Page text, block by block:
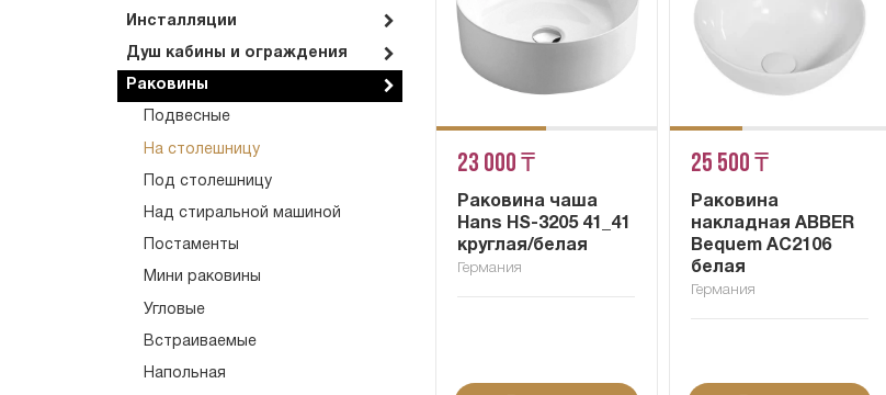
Инсталляции
Душ кабины и ограждения
Раковины
Подвесные
На столешницу
Под столешницу
Над стиральной машиной
Постаменты
Мини раковины
Угловые
Встраиваемые
Напольная
23 000 ₸
Раковина чаша
Hans HS-3205 41_41
круглая/белая
Германия
25 500 ₸
Раковина
накладная ABBER
Bequem AC2106
белая
Германия